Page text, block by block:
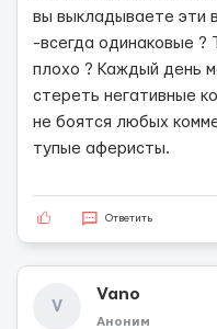
вы выкладываете эти
-всегда одинаковые ?
плохо ? Каждый день
стереть негативные
не боятся любых
тупые аферисты.
Ответить
V
Vano
Аноним